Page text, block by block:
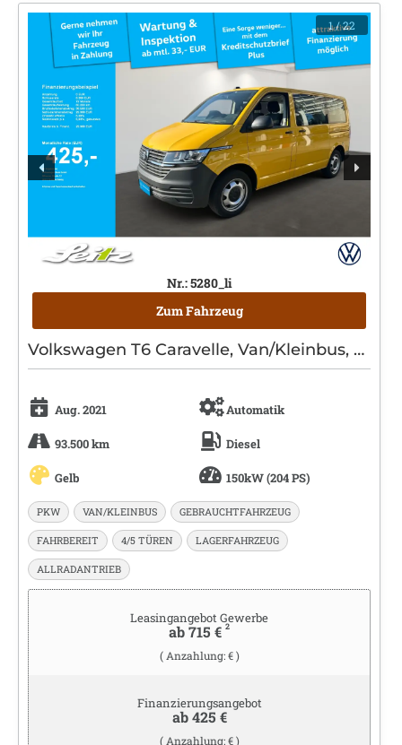
1/ 22
Nr.: 5280_li
Zum Fahrzeug
Volkswagen T6 Caravelle, Van/Kleinbus, Diesel, Automatik, Gelb
Aug. 2021 Automatik
93.500 km Diesel
Gelb 150kW (204 PS)
PKW VAN/KLEINBUS GEBRAUCHTFAHRZEUG
FAHRBEREIT 4/5 TÜREN LAGERFAHRZEUG
ALLRADANTRIEB
Leasingangebot Gewerbe
ab 715 € 2
( Anzahlung: € )
Finanzierungsangebot
ab 425 €
( Anzahlung: € )